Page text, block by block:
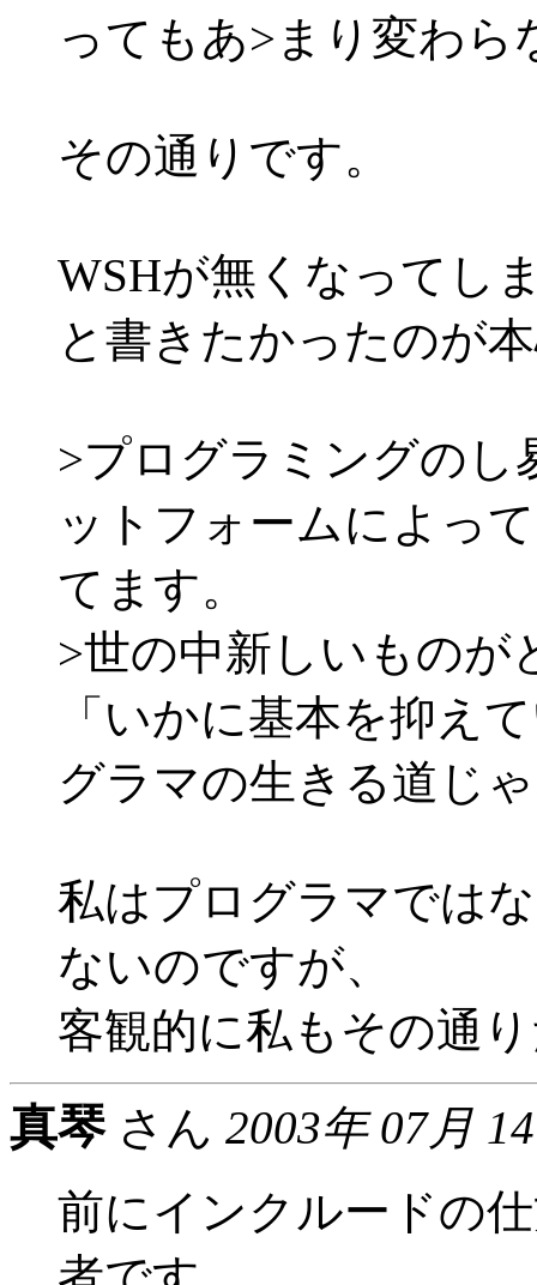
ってもあ>まり変わ
その通りです。
WSHが無くなってし
と書きたかったのが
>プログラミングのし
ットフォームによっ
てます。
>世の中新しいものが
「いかに基本を抑え
グラマの生きる道じ
私はプログラマでは
ないのですが、
客観的に私もその通
真琴さん 2003年 07月
前にインクルードの